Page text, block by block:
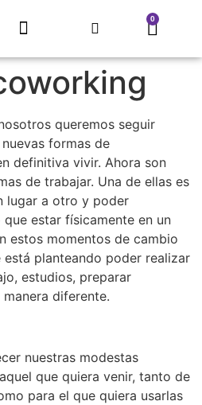
0
queremos seguir
formas de
definitiva vivir. Ahora son
de trabajar. Una de ellas es
lugar a otro y poder
estar físicamente en un
estos momentos de cambio
está planteando poder realizar
estudios, preparar
diferente.
nuestras modestas
que quiera venir, tanto de
para el que quiera usarlas